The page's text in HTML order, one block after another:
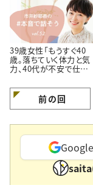
39歳女性「もうすぐ40
歳。落ちていく体力と気
力、40代が不安で仕方
前の回